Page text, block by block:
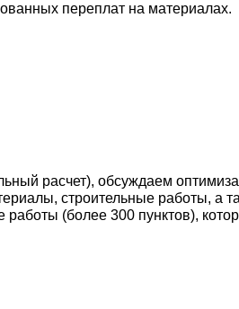
переплат на материалах.
расчет), обсуждаем
строительные работы, а
работы (более 300 пунктов),